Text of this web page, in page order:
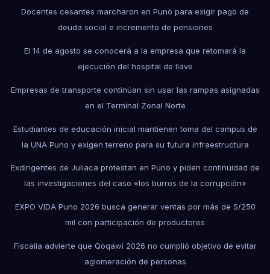
Docentes cesantes marcharon en Puno para exigir pago de
deuda social e incremento de pensiones
El 14 de agosto se conocerá a la empresa que retomará la
ejecución del hospital de Ilave
Empresas de transporte continúan sin usar las rampas asignadas
en el Terminal Zonal Norte
Estudiantes de educación inicial mantienen toma del campus de
la UNA Puno y exigen terreno para su futura infraestructura
Exdirigentes de Juliaca protestan en Puno y piden continuidad de
las investigaciones del caso «los burros de la corrupción»
EXPO VIDA Puno 2026 busca generar ventas por más de S/250
mil con participación de productores
Fiscalía advierte que Qoqawi 2026 no cumplió objetivo de evitar
aglomeración de personas